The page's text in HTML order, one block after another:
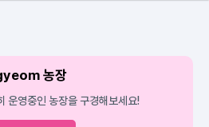
농장
운영중인 농장을 구경해보세요!